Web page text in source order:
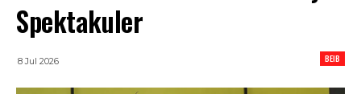
Spektakuler
BEIB
8 Jul 2026